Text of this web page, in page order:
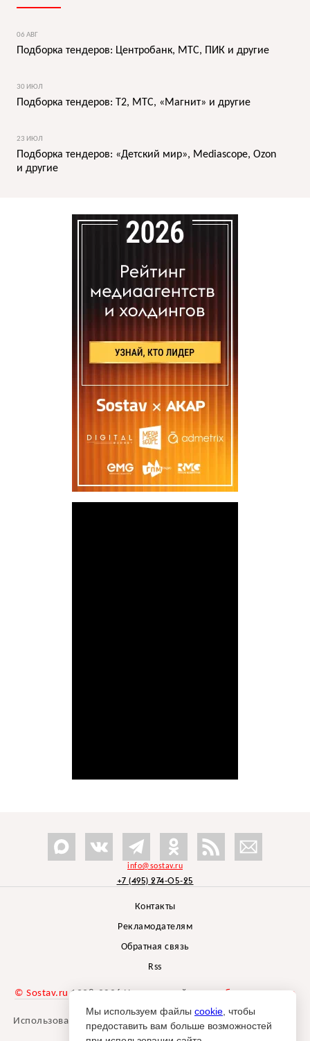
06 АВГ
Подборка тендеров: Центробанк, МТС, ПИК и другие
30 ИЮЛ
Подборка тендеров: T2, МТС, «Магнит» и другие
23 ИЮЛ
Подборка тендеров: «Детский мир», Mediascope, Ozon
и другие
info@sostav.ru
+7 (495) 274-05-25
Контакты
Рекламодателям
Обратная связь
Rss
© Sostav.ru 1998-2026 Независимый проектбрендингового
агентства Depot
Использование материалов Sostav.ru допустимо только при
указании источника.
Мы используем файлы cookie , чтобы
предоставить вам больше возможностей